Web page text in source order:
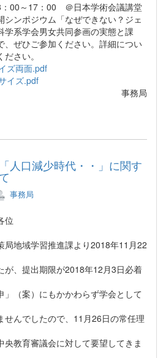
00～17：00 ＠日本学術会議講堂
シンポジウム「なぜできない？ ジェ
系学会男女共同参画の実態と課
ぜひご参加ください。詳細につい
さい。
ズ両面.pdf
イズ.pdf
事務局
人口減少時代・・」に関す
事務局
位
局地域学習推進課より2018年11月22
が、提出期限が2018年12月3日必着
」（案）にもかかわらず学会として
せんでしたので、11月26日の常任理
央教育審議会に対して要望してきま